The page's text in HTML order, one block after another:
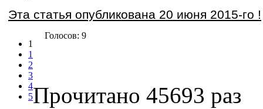
Эта статья опубликована 20 июня 2015-го !
1
1
2
3
4
5
Голосов: 9
Прочитано 45693 раз